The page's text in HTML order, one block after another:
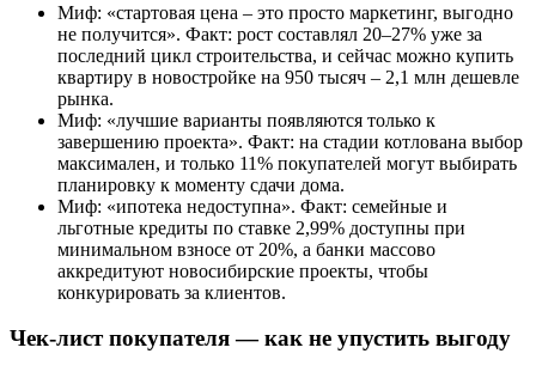
Миф: «стартовая цена – это просто маркетинг, выгодно
не получится». Факт: рост составлял 20–27% уже за
последний цикл строительства, и сейчас можно купить
квартиру в новостройке на 950 тысяч – 2,1 млн дешевле
рынка.
Миф: «лучшие варианты появляются только к
завершению проекта». Факт: на стадии котлована выбор
максимален, и только 11% покупателей могут выбирать
планировку к моменту сдачи дома.
Миф: «ипотека недоступна». Факт: семейные и
льготные кредиты по ставке 2,99% доступны при
минимальном взносе от 20%, а банки массово
аккредитуют новосибирские проекты, чтобы
конкурировать за клиентов.
Чек-лист покупателя — как не упустить выгоду